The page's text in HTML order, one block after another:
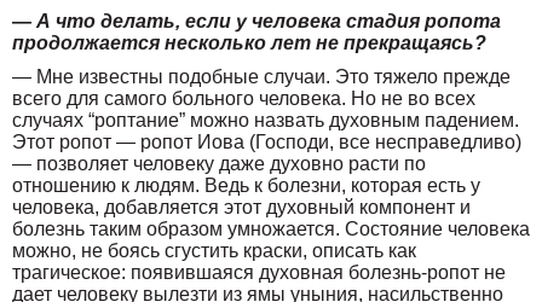
— А что делать, если у человека стадия ропота
продолжается несколько лет не прекращаясь?
— Мне известны подобные случаи. Это тяжело прежде
всего для самого больного человека. Но не во всех
случаях “роптание” можно назвать духовным падением.
Этот ропот — ропот Иова (Господи, все несправедливо)
— позволяет человеку даже духовно расти по
отношению к людям. Ведь к болезни, которая есть у
человека, добавляется этот духовный компонент и
болезнь таким образом умножается. Состояние человека
можно, не боясь сгустить краски, описать как
трагическое: появившаяся духовная болезнь-ропот не
дает человеку вылезти из ямы уныния, насильственно